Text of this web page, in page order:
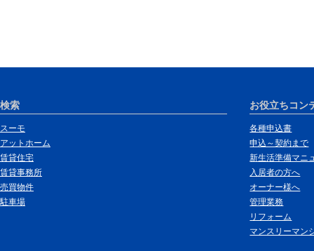
検索
スーモ
アットホーム
賃貸住宅
賃貸事務所
売買物件
駐車場
お役立ちコン
各種申込書
申込～契約まで
新生活準備マニ
入居者の方へ
オーナー様へ
管理業務
リフォーム
マンスリーマン